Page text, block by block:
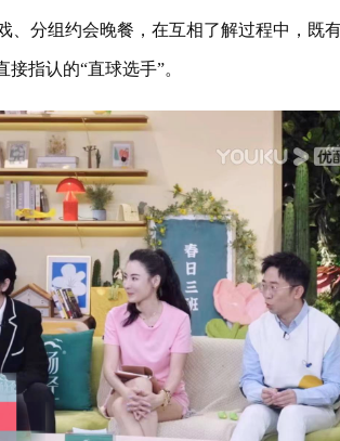
分组约会晚餐，在互相了解过程中，既
指认的“直球选手”。